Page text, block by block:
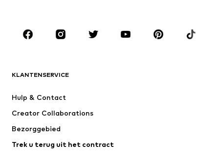
Accessoires
Premium
Nieuw
Ondergoed
Mantels
Rokken
KLANTENSERVICE
Hulp & Contact
Creator Collaborations
Bezorggebied
Trek u terug uit het contract